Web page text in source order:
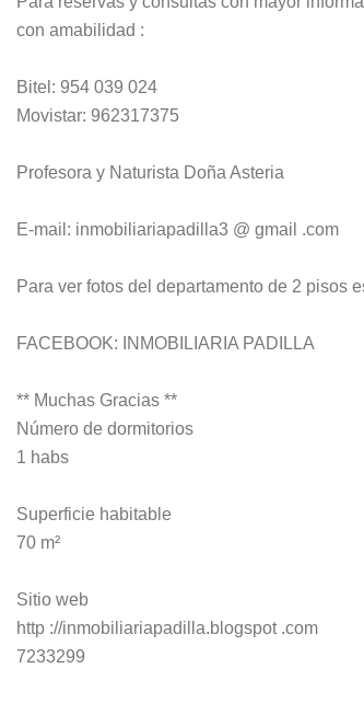
con amabilidad :
Bitel: 954 039 024
Movistar: 962317375
Profesora y Naturista Doña Asteria
E-mail: inmobiliariapadilla3 @ gmail .com
Para ver fotos del departamento de 2 pisos
FACEBOOK: INMOBILIARIA PADILLA
** Muchas Gracias **
Número de dormitorios
1 habs
Superficie habitable
70 m²
Sitio web
http ://inmobiliariapadilla.blogspot .com
7233299